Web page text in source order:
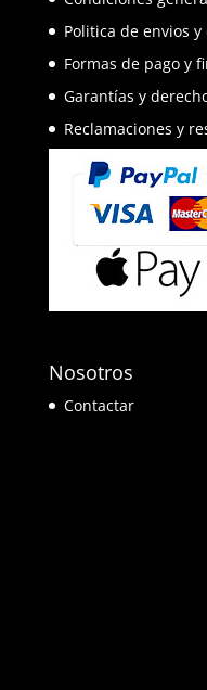
Politica de envios
Formas de pago y
Garantías y
Reclamaciones y
Nosotros
Contactar